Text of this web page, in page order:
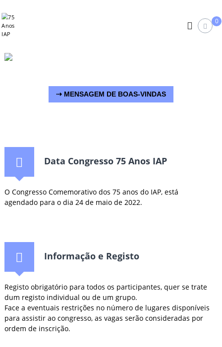
k
p
I
0
⇢ MENSAGEM DE BOAS-VINDAS
Data Congresso 75 Anos IAP
O Congresso Comemorativo dos 75 anos do IAP, está
agendado para o dia 24 de maio de 2022.
Informação e Registo
Registo obrigatório para todos os participantes, quer se trate
dum registo individual ou de um grupo.
Face a eventuais restrições no número de lugares disponíveis
para assistir ao congresso, as vagas serão consideradas por
ordem de inscrição.